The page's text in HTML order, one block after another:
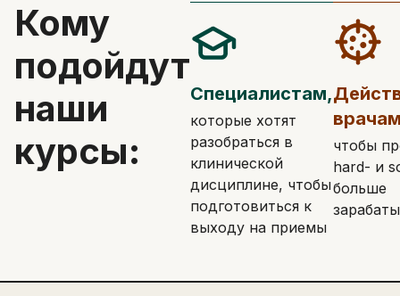
Кому
подойдут
наши
курсы:
Специалистам,
которые хотят
разобраться в
клинической
дисциплине, чтобы
подготовиться к
выходу на приемы
чтобы
hard- и
больше